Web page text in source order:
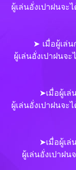
ผู้เล่นอั่งเปาฝนจ
➤ เมื่อผู้เล่
ผู้เล่นอั่งเปาฝนจ
➤เมื่อผู้เล่
ผู้เล่นอั่งเปาฝนจ
➤เมื่อผู้เล่
ผู้เล่นอั่งเปาฝ